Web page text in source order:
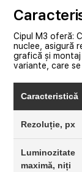
Cipul M3 oferă:
nuclee, asigură
grafică și
variante, care
Caracteristică
Rezoluție, px
Luminozitate
maximă, niți